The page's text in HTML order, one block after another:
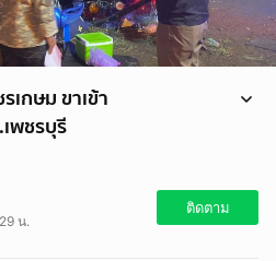
กษม ขาเข้า
พชรบุรี
าเข้า กม.129+900 เขาย้อย จ.เพชรบุรี
73215
น.
ติดตาม